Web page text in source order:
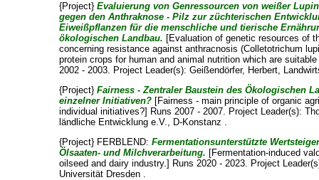
{Project}Evaluierung von Genressourcen von weißer
gegen den Anthraknose - Pilz zur züchterischen
Eiweißpflanzen für die menschliche und tierische
ökologischen Landbau. [Evaluation of genetic resources of
concerning resistance against anthracnosis (Colletotrichum
protein crops for human and animal nutrition which are
2002 - 2003. Project Leader(s):Geißendörfer, Herbert,
{Project}Fairness - Zentraler Baustein des Ökologischen
einzelner Initiativen? [Fairness - main principle of organic
individual initiatives?] Runs 2007 - 2007. Project Leader(s):
ländliche Entwicklung e.V., D-Konstanz .
{Project} FERBLEND:Fermentationsunterstützte
Ölsaaten- und Milchverarbeitung. [Fermentation-induced
oilseed and dairy industry.] Runs 2020 - 2023. Project
Universität Dresden .